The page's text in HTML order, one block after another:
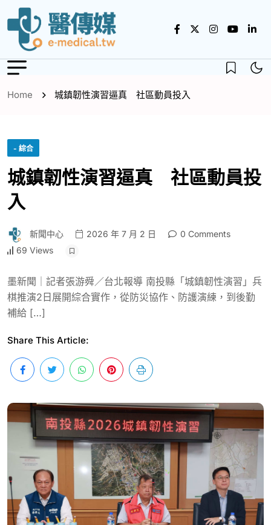
Home 城鎮韌性演習逼真 社區動員投入
- 綜合
城鎮韌性演習逼真 社區動員投
入
新聞中心 2026 年 7 月 2 日
0 Comments
69 Views
墨新聞｜記者張游舜／台北報導 南投縣「城鎮韌性演習」兵
棋推演2日展開綜合實作，從防災協作、防護演練，到後勤
補給 […]
Share This Article: